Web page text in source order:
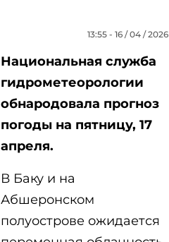
13:55 - 16 / 04 / 2026
Национальная служба
гидрометеорологии
обнародовала прогноз
погоды на пятницу, 17
апреля.
В Баку и на
Абшеронском
полуострове ожидается